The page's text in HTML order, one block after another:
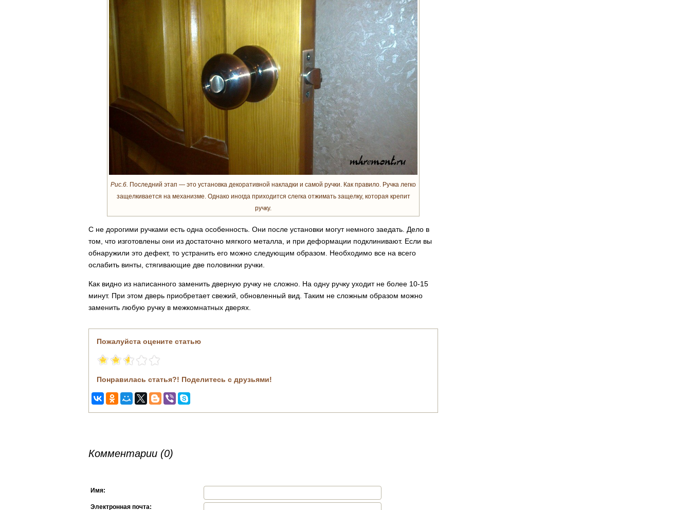
Рис.6. Последний этап — это установка декоративной накладки и самой ручки. Как правило. Ручка легко
защелкивается на механизме. Однако иногда приходится слегка отжимать защелку, которая крепит
ручку.
С не дорогими ручками есть одна особенность. Они после установки могут немного заедать. Дело в
том, что изготовлены они из достаточно мягкого металла, и при деформации подклинивают. Если вы
обнаружили это дефект, то устранить его можно следующим образом. Необходимо все на всего
ослабить винты, стягивающие две половинки ручки.
Как видно из написанного заменить дверную ручку не сложно. На одну ручку уходит не более 10-15
минут. При этом дверь приобретает свежий, обновленный вид. Таким не сложным образом можно
заменить любую ручку в межкомнатных дверях.
Пожалуйста оцените статью
Понравилась статья?! Поделитесь с друзьями!
Комментарии (0)
Имя:
Электронная почта: